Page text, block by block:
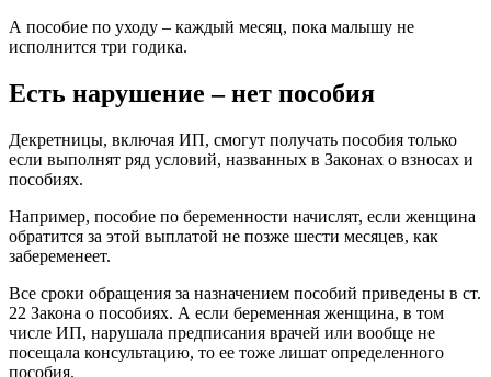
А пособие по уходу – каждый месяц, пока малышу не
исполнится три годика.
Есть нарушение – нет пособия
Декретницы, включая ИП, смогут получать пособия только
если выполнят ряд условий, названных в Законах о взносах и
пособиях.
Например, пособие по беременности начислят, если женщина
обратится за этой выплатой не позже шести месяцев, как
забеременеет.
Все сроки обращения за назначением пособий приведены в ст.
22 Закона о пособиях. А если беременная женщина, в том
числе ИП, нарушала предписания врачей или вообще не
посещала консультацию, то ее тоже лишат определенного
пособия.